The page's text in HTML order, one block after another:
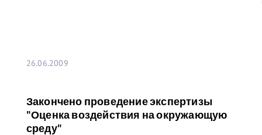
26.06.2009
Закончено проведение экспертизы
"Оценка воздействия на окружающую
среду"